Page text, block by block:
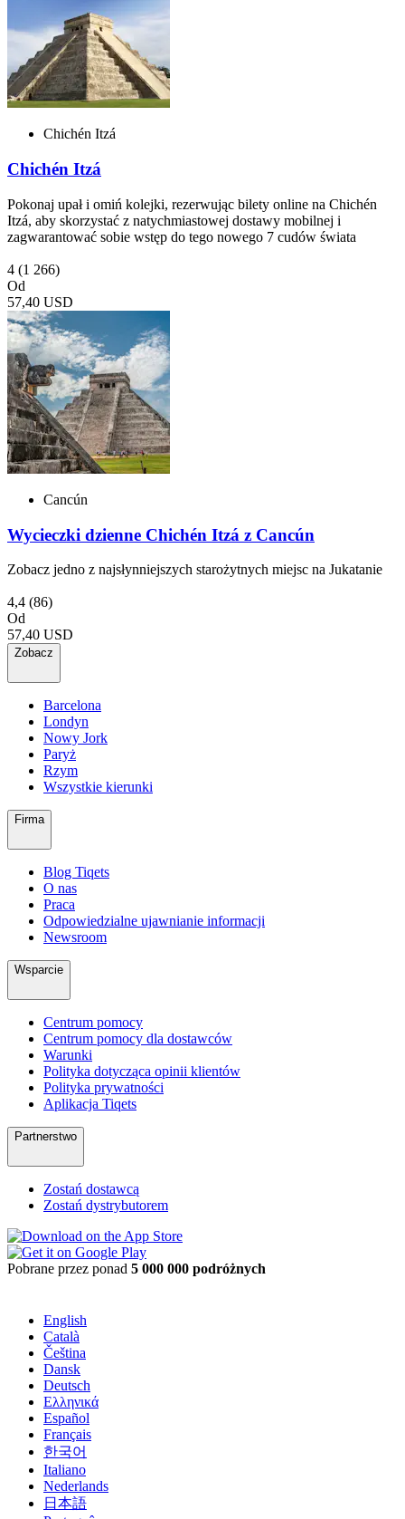
Chichén Itzá
Chichén Itzá
Pokonaj upał i omiń kolejki, rezerwując bilety online na Chichén
Itzá, aby skorzystać z natychmiastowej dostawy mobilnej i
zagwarantować sobie wstęp do tego nowego 7 cudów świata
4 (1 266)
Od
57,40 USD
Cancún
Wycieczki dzienne Chichén Itzá z Cancún
Zobacz jedno z najsłynniejszych starożytnych miejsc na Jukatanie
4,4 (86)
Od
57,40 USD
Zobacz
Barcelona
Londyn
Nowy Jork
Paryż
Rzym
Wszystkie kierunki
Firma
Blog Tiqets
O nas
Praca
Odpowiedzialne ujawnianie informacji
Newsroom
Wsparcie
Centrum pomocy
Centrum pomocy dla dostawców
Warunki
Polityka dotycząca opinii klientów
Polityka prywatności
Aplikacja Tiqets
Partnerstwo
Zostań dostawcą
Zostań dystrybutorem
Pobrane przez ponad 5 000 000 podróżnych
English
Català
Čeština
Dansk
Deutsch
Ελληνικά
Español
Français
한국어
Italiano
Nederlands
日本語